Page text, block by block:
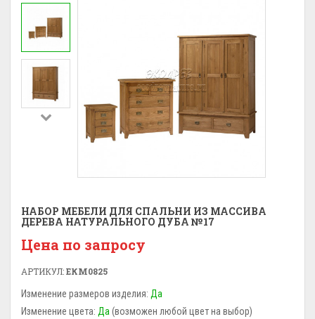
НАБОР МЕБЕЛИ ДЛЯ СПАЛЬНИ ИЗ МАССИВА
ДЕРЕВА НАТУРАЛЬНОГО ДУБА №17
Цена по запросу
АРТИКУЛ:ЕКМ0825
Изменение размеров изделия: Да
Изменение цвета: Да (возможен любой цвет на выбор)